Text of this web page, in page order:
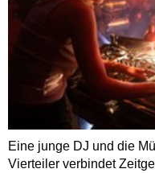
Eine junge DJ und die
Vierteiler verbindet